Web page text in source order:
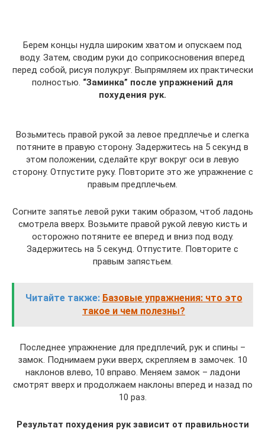
Берем концы нудла широким хватом и опускаем под
воду. Затем, сводим руки до соприкосновения вперед
перед собой, рисуя полукруг. Выпрямляем их практически
полностью. “Заминка” после упражнений для
похудения рук.
Возьмитесь правой рукой за левое предплечье и слегка
потяните в правую сторону. Задержитесь на 5 секунд в
этом положении, сделайте круг вокруг оси в левую
сторону. Отпустите руку. Повторите это же упражнение с
правым предплечьем.
Согните запятье левой руки таким образом, чтоб ладонь
смотрела вверх. Возьмите правой рукой левую кисть и
осторожно потяните ее вперед и вниз под воду.
Задержитесь на 5 секунд. Отпустите. Повторите с
правым запястьем.
Читайте также: Базовые упражнения: что это
такое и чем полезны?
Последнее упражнение для предплечий, рук и спины –
замок. Поднимаем руки вверх, скрепляем в замочек. 10
наклонов влево, 10 вправо. Меняем замок – ладони
смотрят вверх и продолжаем наклоны вперед и назад по
10 раз.
Результат похудения рук зависит от правильности